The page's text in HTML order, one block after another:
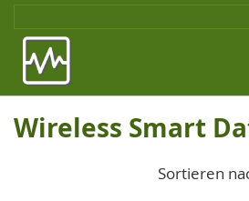
Wireless Smart
Sortieren